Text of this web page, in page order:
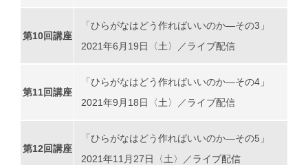
第10回講座
「ひらがなはどう作ればいいのか―その3」
2021年6月19日〈土〉／ライブ配信
第11回講座
「ひらがなはどう作ればいいのか―その4」
2021年9月18日〈土〉／ライブ配信
第12回講座
「ひらがなはどう作ればいいのか―その5」
2021年11月27日〈土〉／ライブ配信